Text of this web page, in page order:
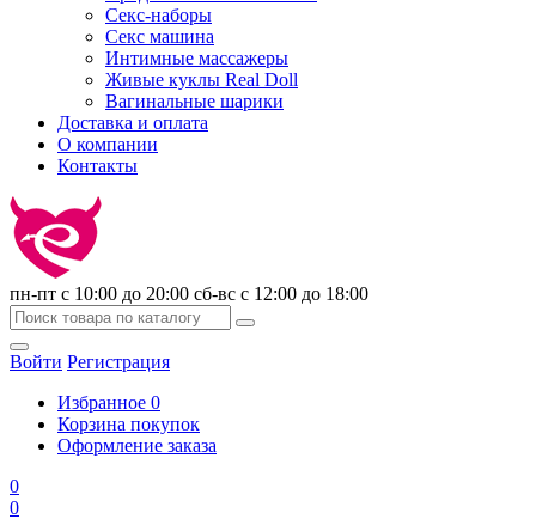
Секс-наборы
Секс машина
Интимные массажеры
Живые куклы Real Doll
Вагинальные шарики
Доставка и оплата
О компании
Контакты
пн-пт с 10:00 до 20:00 сб-вс с 12:00 до 18:00
Войти Регистрация
Избранное 0
Корзина покупок
Оформление заказа
0
0